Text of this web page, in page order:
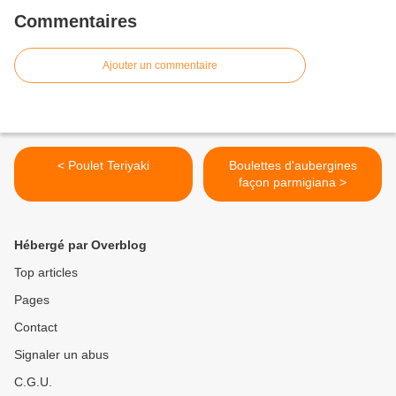
Commentaires
Ajouter un commentaire
< Poulet Teriyaki
Boulettes d'aubergines
façon parmigiana >
Hébergé par Overblog
Top articles
Pages
Contact
Signaler un abus
C.G.U.